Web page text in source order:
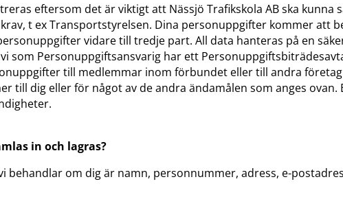
eftersom det är viktigt att Nässjö Trafikskola AB ska
t ex Transportstyrelsen. Dina personuppgifter kommer att
vidare till tredje part. All data hanteras på en
som Personuppgiftsansvarig har ett
till medlemmar inom förbundet eller till andra
till dig eller för något av de andra ändamålen som anges ovan.
in och lagras?
behandlar om dig är namn, personnummer, adress, e-